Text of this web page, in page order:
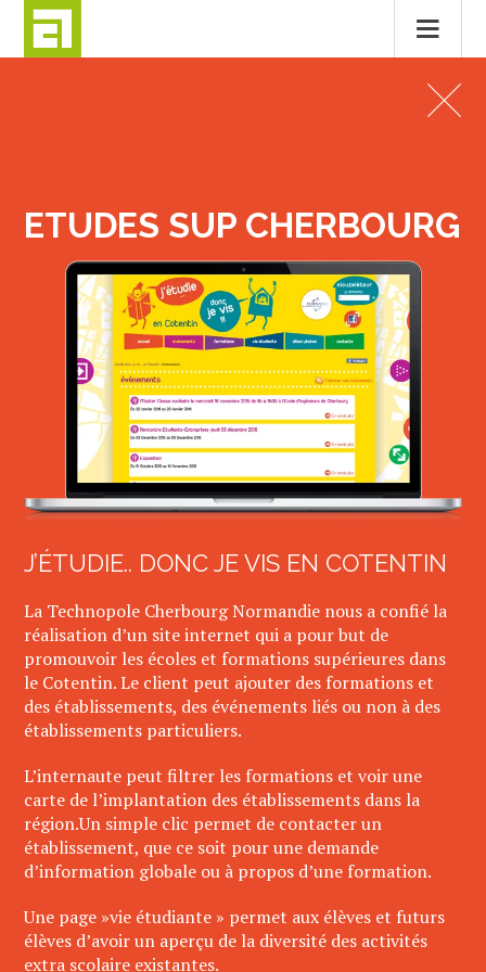
ETUDES SUP CHERBOURG
J’ÉTUDIE.. DONC JE VIS EN COTENTIN
La Technopole Cherbourg Normandie nous a confié la
réalisation d’un site internet qui a pour but de
promouvoir les écoles et formations supérieures dans
le Cotentin. Le client peut ajouter des formations et
des établissements, des événements liés ou non à des
établissements particuliers.
L’internaute peut filtrer les formations et voir une
carte de l’implantation des établissements dans la
région.Un simple clic permet de contacter un
établissement, que ce soit pour une demande
d’information globale ou à propos d’une formation.
Une page »vie étudiante » permet aux élèves et futurs
élèves d’avoir un aperçu de la diversité des activités
extra scolaire existantes.
MENTIONS LÉGALES CONTACT
© 2026